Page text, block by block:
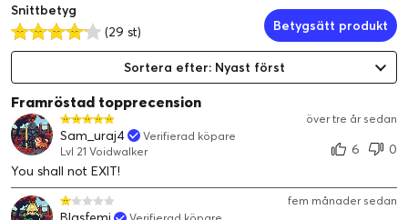
Snittbetyg
(29 st)
Betygsätt produkt
Sortera efter: Nyast först
Framröstad topprecension
över tre år sedan
Sam_uraj4
Verifierad köpare
Lvl 21 Voidwalker
6
0
You shall not EXIT!
fem månader sedan